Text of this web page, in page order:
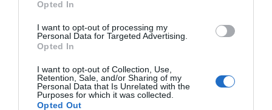
Opted In
I want to opt-out of processing my
Personal Data for Targeted Advertising.
Opted In
I want to opt-out of Collection, Use,
Retention, Sale, and/or Sharing of my
Personal Data that Is Unrelated with the
Purposes for which it was collected.
Opted Out
Címkék: párkapcsolat
Meghan Markle
barátok királyi család
Korábbi bejegyzések Következő bejegyzés